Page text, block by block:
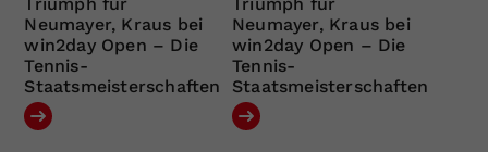
Neumayer, Kraus bei
win2day Open – Die
Tennis-
Staatsmeisterschaften
Neumayer, Kraus bei
win2day Open – Die
Tennis-
Staatsmeisterschaften